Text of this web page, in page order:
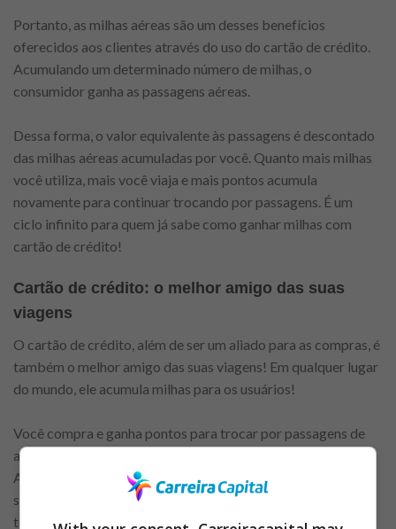
Portanto, as milhas aéreas são um desses benefícios
oferecidos aos clientes através do uso do cartão de crédito.
Acumulando um determinado número de milhas, o
consumidor ganha as passagens aéreas.
Dessa forma, o valor equivalente às passagens é descontado
das milhas aéreas acumuladas por você. Quanto mais milhas
você utiliza, mais você viaja e mais pontos acumula
novamente para continuar trocando por passagens. É um
ciclo infinito para quem já sabe como ganhar milhas com
cartão de crédito!
Cartão de crédito: o melhor amigo das suas
viagens
O cartão de crédito, além de ser um aliado para as compras, é
também o melhor amigo das suas viagens! Em qualquer lugar
do mundo, ele acumula milhas para os usuários!
Você compra e ganha pontos para trocar por passagens de
avião. Essa é a lógica de qualquer programa de fidelidade.
Alguns oferecem milhas, outros, descontos, produtos,
serviços etc. E alguns oferecem até o pacote completo, com
todos os benefícios que mencionamos.